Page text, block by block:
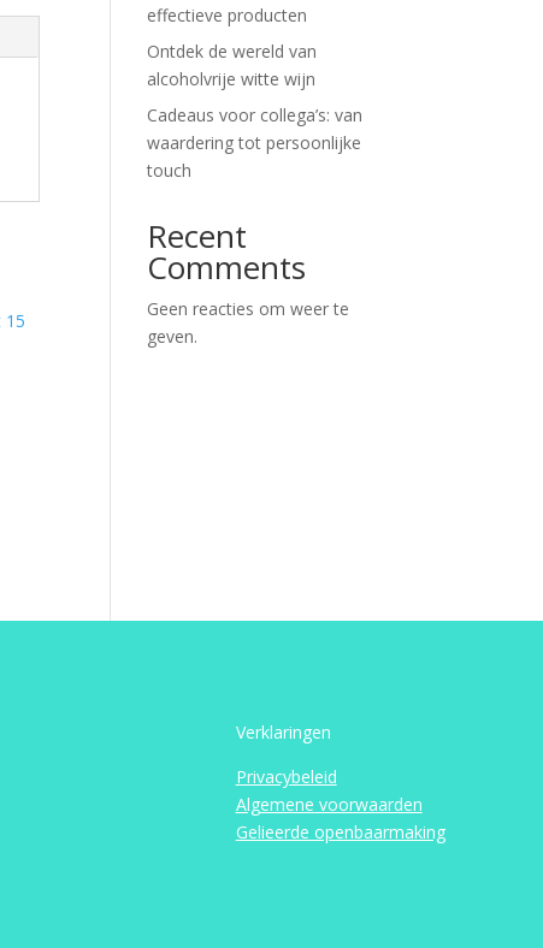
effectieve producten
Ontdek de wereld van
alcoholvrije witte wijn
Cadeaus voor collega’s: van
waardering tot persoonlijke
touch
Recent
Comments
Geen reacties om weer te
geven.
Verklaringen
Privacybeleid
Algemene voorwaarden
Gelieerde openbaarmaking